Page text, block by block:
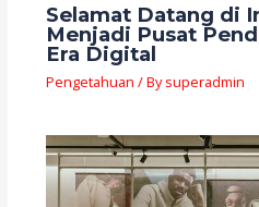
Selamat Datang di
Menjadi Pusat
Era Digital
Pengetahuan / Bysuperadmin